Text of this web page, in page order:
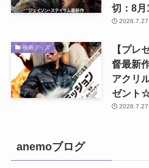
切：8月
2026.7.27
映画グッズ
【プレ
督最新
アクリ
ゼント☆
2026.7.27
anemoブログ